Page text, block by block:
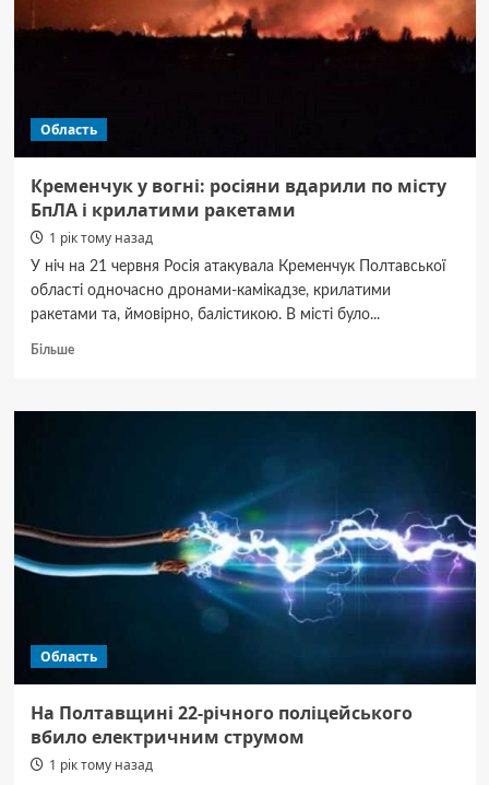
агентів
Область
Кременчук у вогні: росіяни вдарили по місту
БпЛА і крилатими ракетами
1 рік тому назад
У ніч на 21 червня Росія атакувала Кременчук Полтавської
області одночасно дронами-камікадзе, крилатими
ракетами та, ймовірно, балістикою. В місті було...
БільшеДокладніше
у
БпЛА
крилатими
Область
На Полтавщині 22-річного поліцейського
вбило електричним струмом
1 рік тому назад